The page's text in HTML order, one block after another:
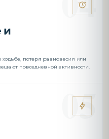
и
потеря равновесия или
повседневной активности.